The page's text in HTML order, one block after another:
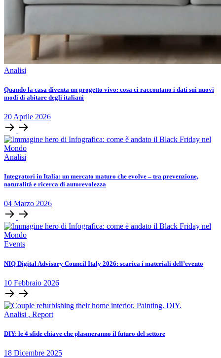
Analisi
Quando la casa diventa un progetto vivo: cosa ci raccontano i dati sui nuovi
modi di abitare degli italiani
20 Aprile 2026
Analisi
Integratori in Italia: un mercato maturo che evolve – tra prevenzione,
naturalità e ricerca di autorevolezza
04 Marzo 2026
Events
NIQ Digital Advisory Council Italy 2026: scarica i materiali dell’evento
10 Febbraio 2026
Analisi , Report
DIY: le 4 sfide chiave che plasmeranno il futuro del settore
18 Dicembre 2025